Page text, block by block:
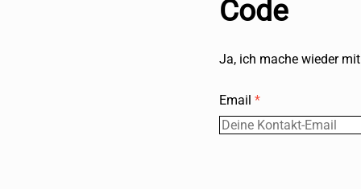
Code
Ja, ich mache wieder
Email *